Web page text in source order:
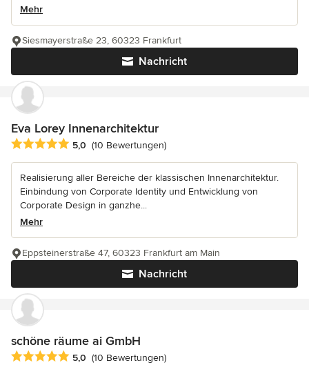
Mehr
Nachricht
Siesmayerstraße 23, 60323 Frankfurt
Eva Lorey Innenarchitektur
Durchschnittliche Bewertung: 5 von 5 Sternen
5,0 (10 Bewertungen)
Realisierung aller Bereiche der klassischen Innenarchitektur.
Einbindung von Corporate Identity und Entwicklung von
Corporate Design in ganzhe...
Mehr
Nachricht
Eppsteinerstraße 47, 60323 Frankfurt am Main
schöne räume ai GmbH
Durchschnittliche Bewertung: 5 von 5 Sternen
5,0 (10 Bewertungen)